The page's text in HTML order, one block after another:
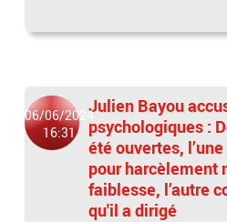
06/06/2024
16:31
Julien Bayou
psychologiques :
été ouvertes,
pour harcèlement
faiblesse, l’autre
qu'il a dirigé